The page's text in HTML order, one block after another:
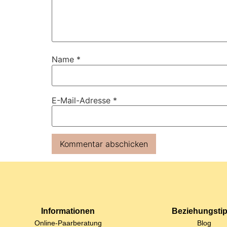
Name *
E-Mail-Adresse *
Informationen
Online-Paarberatung Blog